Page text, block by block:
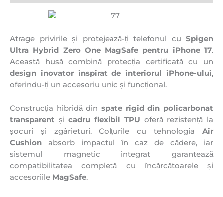
Atrage privirile și protejează-ți telefonul cu Spigen
Ultra Hybrid Zero One MagSafe pentru iPhone 17.
Această husă combină protecția certificată cu un
design inovator inspirat de interiorul iPhone-ului,
oferindu-ți un accesoriu unic și funcțional.
Construcția hibridă din spate rigid din policarbonat
transparent șicadru flexibil TPU oferă rezistență la
șocuri și zgârieturi. Colțurile cu tehnologia Air
Cushion absorb impactul în caz de cădere, iar
sistemul magnetic integrat garantează
compatibilitatea completă cu încărcătoarele și
accesoriile MagSafe.